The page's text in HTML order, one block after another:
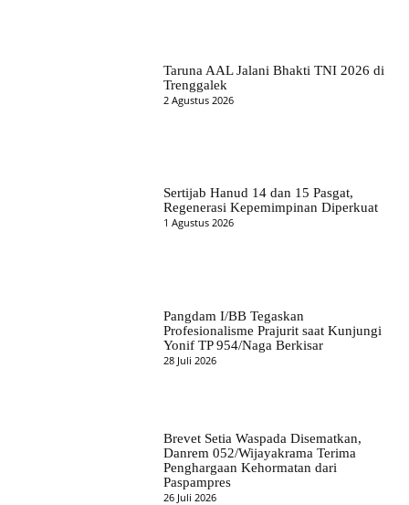
Taruna AAL Jalani Bhakti TNI 2026 di
Trenggalek
2 Agustus 2026
Sertijab Hanud 14 dan 15 Pasgat,
Regenerasi Kepemimpinan Diperkuat
1 Agustus 2026
Pangdam I/BB Tegaskan
Profesionalisme Prajurit saat Kunjungi
Yonif TP 954/Naga Berkisar
28 Juli 2026
Brevet Setia Waspada Disematkan,
Danrem 052/Wijayakrama Terima
Penghargaan Kehormatan dari
Paspampres
26 Juli 2026